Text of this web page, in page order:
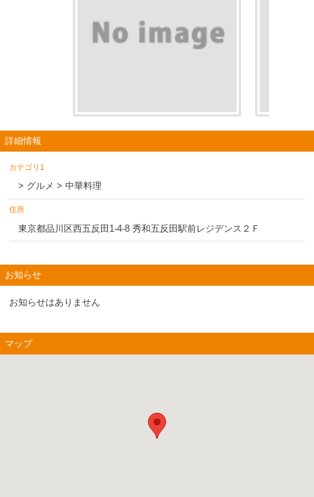
詳細情報
カテゴリ1
> グルメ > 中華料理
住所
東京都品川区西五反田1-4-8 秀和五反田駅前レジデンス２Ｆ
お知らせ
お知らせはありません
マップ